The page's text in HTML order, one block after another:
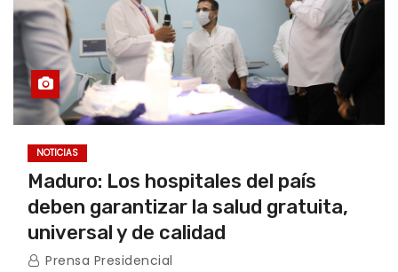
NOTICIAS
Maduro: Los hospitales del país
deben garantizar la salud gratuita,
universal y de calidad
Prensa Presidencial